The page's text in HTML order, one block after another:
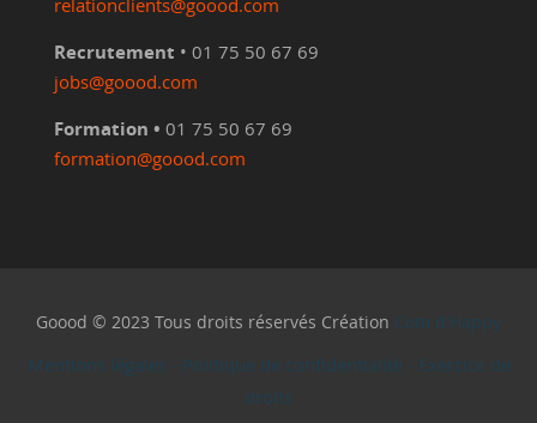
relationclients@goood.com
Recrutement • 01 75 50 67 69
jobs@goood.com
Formation • 01 75 50 67 69
formation@goood.com
Goood © 2023 Tous droits réservés Création Com d'Happy
Mentions légales - Politique de confidentialité - Exercice de
droits